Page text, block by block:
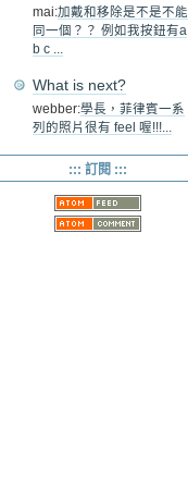
mai:加戴和移除是不是不能
同一個？？ 例如我按鈕有a
b c ...
What is next?
webber:學長，菲律賓一系
列的照片很有 feel 喔!!!...
::: 訂閱 :::